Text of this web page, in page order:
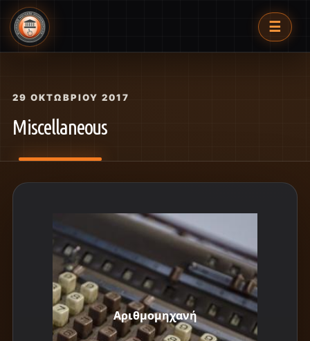
☰
29 ΟΚΤΩΒΡΊΟΥ 2017
Miscellaneous
Αριθμομηχανή